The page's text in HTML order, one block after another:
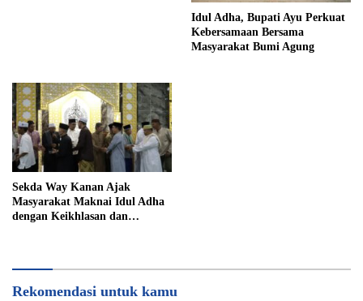
Idul Adha, Bupati Ayu Perkuat
Kebersamaan Bersama
Masyarakat Bumi Agung
Sekda Way Kanan Ajak
Masyarakat Maknai Idul Adha
dengan Keikhlasan dan
Rekomendasi untuk kamu